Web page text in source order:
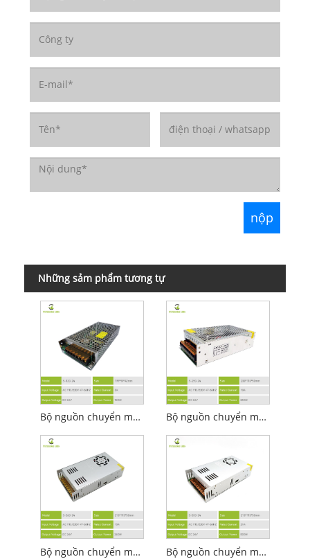
Những sảm phẩm tương tự
Bộ nguồn chuyển mạch 24v 5A Bộ nguồn chuyển mạch 24v 10a
Bộ nguồn chuyển mạch 24v 360w Bộ nguồn chuyển mạch 24v 500w